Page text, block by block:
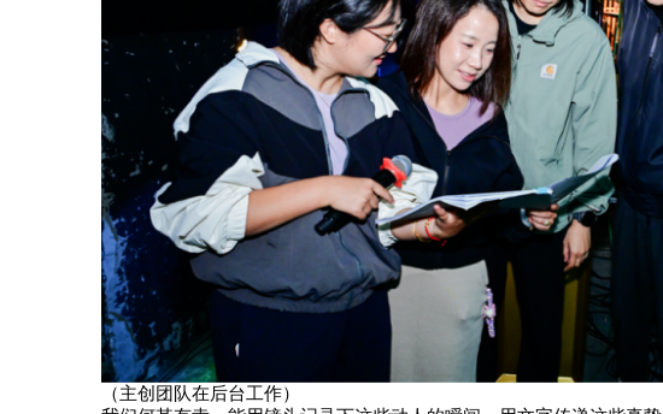
（主创团队在后台工作）